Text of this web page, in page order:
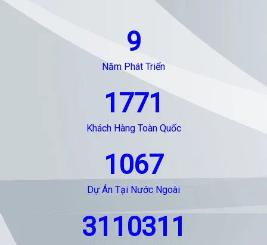
9
Năm Phát Triển
1771
Khách Hàng Toàn Quốc
1067
Dự Án Tại Nước Ngoài
3110311